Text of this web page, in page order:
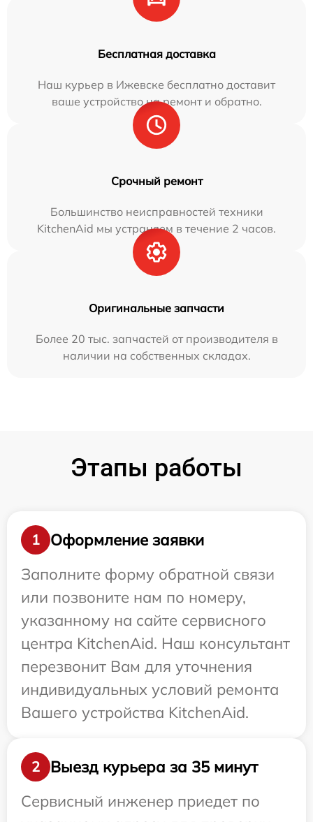
Бесплатная доставка
Наш курьер в Ижевске бесплатно доставит
ваше устройство на ремонт и обратно.
Срочный ремонт
Большинство неисправностей техники
KitchenAid мы устраняем в течение 2 часов.
Оригинальные запчасти
Более 20 тыс. запчастей от производителя в
наличии на собственных складах.
Этапы работы
1
Оформление заявки
Заполните форму обратной связи
или позвоните нам по номеру,
указанному на сайте сервисного
центра KitchenAid. Наш консультант
перезвонит Вам для уточнения
индивидуальных условий ремонта
Вашего устройства KitchenAid.
2
Выезд курьера за 35 минут
Сервисный инженер приедет по